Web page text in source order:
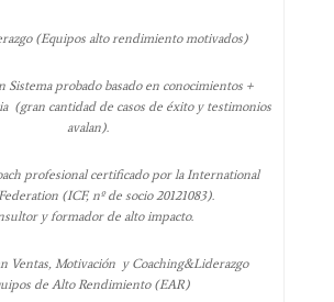
(Equipos alto rendimiento motivados)
Sistema probado basado en conocimientos +
(gran cantidad de casos de éxito y testimonios
avalan).
profesional certificado por la International
(ICF, nº de socio 20121083).
y formador de alto impacto.
Ventas, Motivación y Coaching&Liderazgo
de Alto Rendimiento (EAR)